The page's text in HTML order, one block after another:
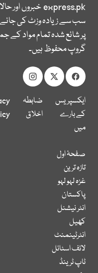
express.pkخبروں اور
سب سے زیادہ وزٹ کی
پر شائع شدہ تمام مواد کے
گروپ محفوظ ہیں۔
ایکسپریس
کے بارے
میں
ضابطہ
اخلاق
صفحۂ اول
تازہ ترین
غزہ لہو لہو
پاکستان
انٹر نیشنل
کھیل
انٹرٹینمنٹ
لائف اسٹائل
ٹاپ ٹرینڈ